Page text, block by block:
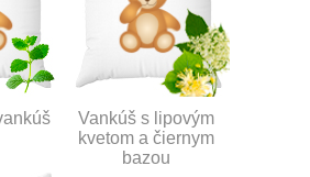
Vankúš s lipovým
kvetom a čiernym
bazou